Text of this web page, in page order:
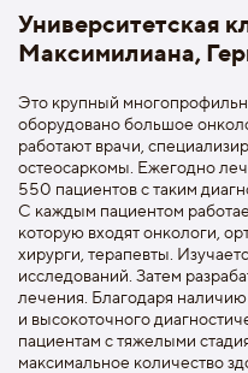
Университетская
Максимилиана,
Это крупный
оборудовано большое
работают врачи,
остеосаркомы. Ежегодно
550 пациентов с таким
С каждым пациентом
которую входят онкологи,
хирурги, терапевты.
исследований. Затем
лечения. Благодаря
и высокоточного
пациентам с тяжелыми
максимальное количество